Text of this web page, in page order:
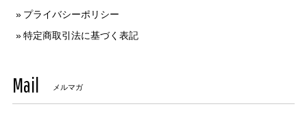
プライバシーポリシー
特定商取引法に基づく表記
Mail メルマガ